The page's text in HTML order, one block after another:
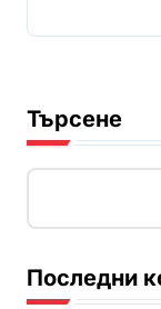
Търсене
Последни